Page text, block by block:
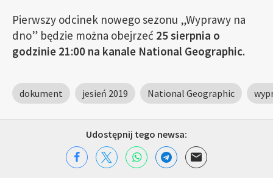
Pierwszy odcinek nowego sezonu „Wyprawy na
dno” będzie można obejrzeć 25 sierpnia o
godzinie 21:00 na kanale National Geographic.
dokument jesień 2019 National Geographic
Udostępnij tego newsa: